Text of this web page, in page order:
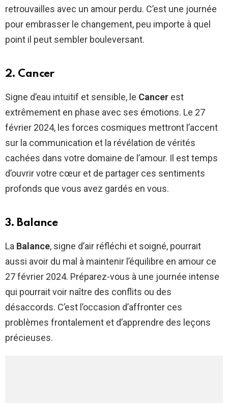
retrouvailles avec un amour perdu. C’est une journée
pour embrasser le changement, peu importe à quel
point il peut sembler bouleversant.
2. Cancer
Signe d’eau intuitif et sensible, le Cancer est
extrêmement en phase avec ses émotions. Le 27
février 2024, les forces cosmiques mettront l’accent
sur la communication et la révélation de vérités
cachées dans votre domaine de l’amour. Il est temps
d’ouvrir votre cœur et de partager ces sentiments
profonds que vous avez gardés en vous.
3. Balance
La Balance, signe d’air réfléchi et soigné, pourrait
aussi avoir du mal à maintenir l’équilibre en amour ce
27 février 2024. Préparez-vous à une journée intense
qui pourrait voir naître des conflits ou des
désaccords. C’est l’occasion d’affronter ces
problèmes frontalement et d’apprendre des leçons
précieuses.